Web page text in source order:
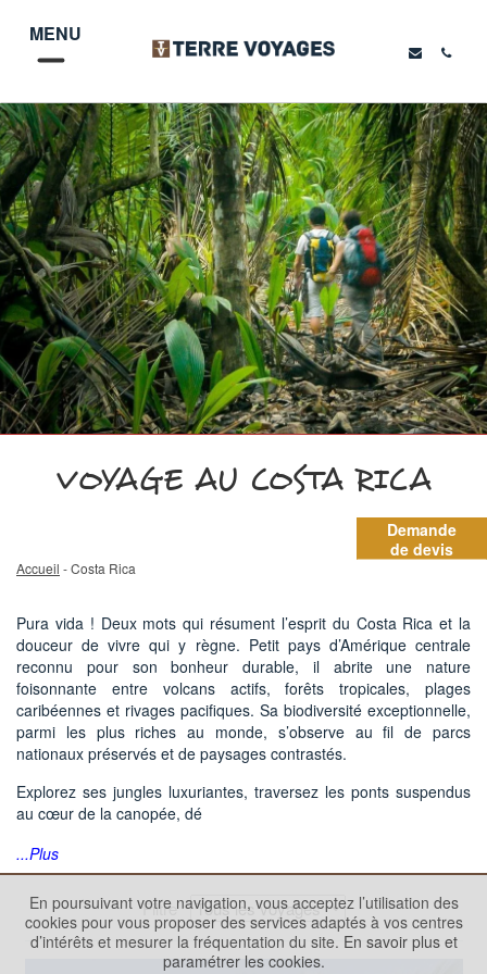
MENU
VOYAGE AU COSTA RICA
Accueil - Costa Rica
Pura vida ! Deux mots qui résument l’esprit du Costa Rica et la
douceur de vivre qui y règne. Petit pays d’Amérique centrale
reconnu pour son bonheur durable, il abrite une nature
foisonnante entre volcans actifs, forêts tropicales, plages
caribéennes et rivages pacifiques. Sa biodiversité exceptionnelle,
parmi les plus riches au monde, s’observe au fil de parcs
nationaux préservés et de paysages contrastés.
Explorez ses jungles luxuriantes, traversez les ponts suspendus
au cœur de la canopée, dé
...Plus
Filtre
Demande
de devis
En poursuivant votre navigation, vous acceptez l’utilisation des
cookies pour vous proposer des services adaptés à vos centres
d’intérêts et mesurer la fréquentation du site. En savoir plus et
paramétrer les cookies.